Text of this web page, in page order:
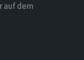
auf dem